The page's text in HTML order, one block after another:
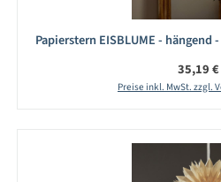
Papierstern EISBLUME -
35,19 €
Preise inkl. MwSt. zzgl.